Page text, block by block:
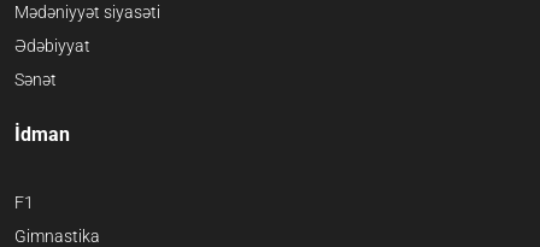
Mədəniyyət siyasəti
Ədəbiyyat
Sənət
İdman
F1
Gimnastika